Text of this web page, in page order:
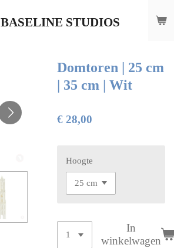
BASELINE STUDIOS
Domtoren | 25 cm
| 35 cm | Wit
€ 28,00
Hoogte
In
winkelwagen